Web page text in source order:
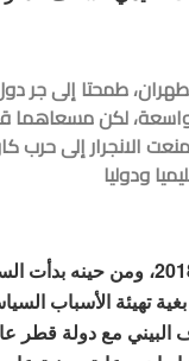
طمحتا إلى جر
لكن مسعاهما
الانجرار إلى حرب
ودوليا
كان ذلك في عام 2018، ومن
بغية تهيئة الأسباب